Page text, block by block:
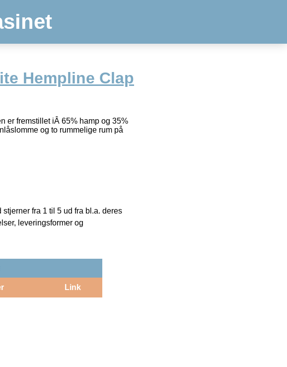
Hempline Clap
er fremstillet iÂ 65% hamp og 35%
og to rummelige rum på
fra 1 til 5 ud fra bl.a. deres
leveringsformer og
Link